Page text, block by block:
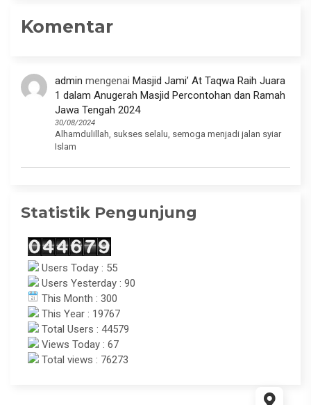
Komentar
admin mengenai Masjid Jami’ At Taqwa Raih Juara
1 dalam Anugerah Masjid Percontohan dan Ramah
Jawa Tengah 2024
30/08/2024
Alhamdulillah, sukses selalu, semoga menjadi jalan syiar
Islam
Statistik Pengunjung
Users Today : 55
Users Yesterday : 90
This Month : 300
This Year : 19767
Total Users : 44579
Views Today : 67
Total views : 76273